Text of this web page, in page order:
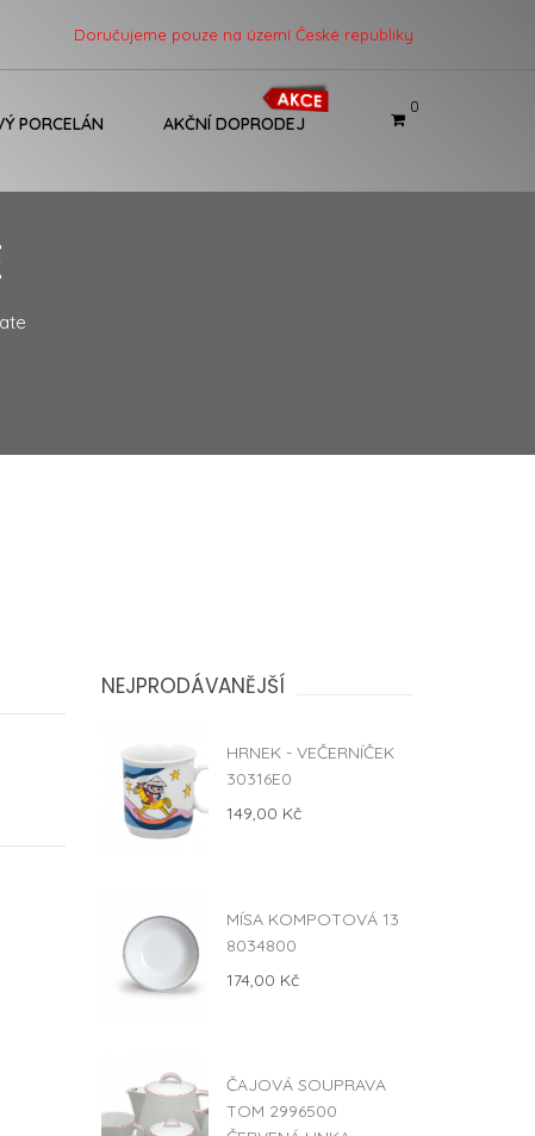
Doručujeme pouze na území České republiky
PORCELÁN AKČNÍ DOPRODEJ
0
NEJPRODÁVANĚJŠÍ
HRNEK - VEČERNÍČEK
30316E0
149,00 Kč
MÍSA KOMPOTOVÁ 13
8034800
174,00 Kč
ČAJOVÁ SOUPRAVA
TOM 2996500